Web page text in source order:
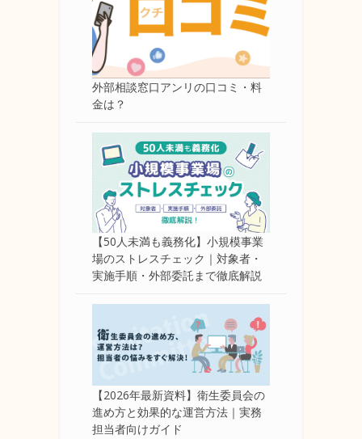
外部相談窓口アンリの口コミ・料
金は？
【50人未満も義務化】小規模事業
場のストレスチェック｜対象者・
実施手順・外部委託まで徹底解説
【2026年最新資料】衛生委員会の
進め方と効果的な運営方法｜実務
担当者向けガイド